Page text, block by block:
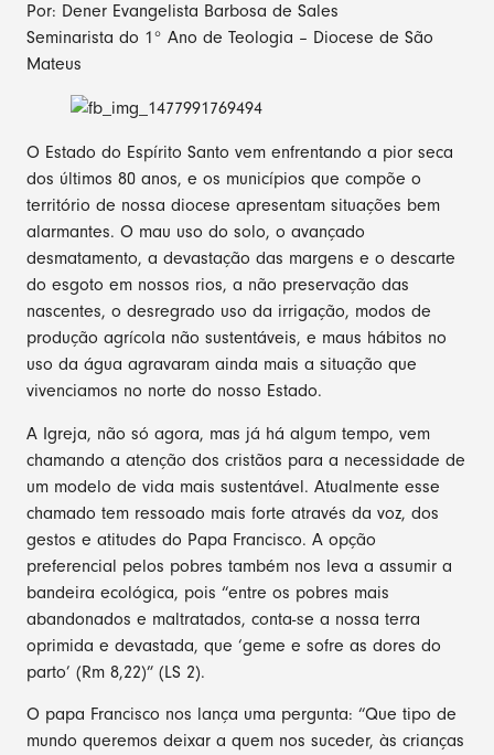
Por: Dener Evangelista Barbosa de Sales
Seminarista do 1° Ano de Teologia – Diocese de São
Mateus
O Estado do Espírito Santo vem enfrentando a pior seca
dos últimos 80 anos, e os municípios que compõe o
território de nossa diocese apresentam situações bem
alarmantes. O mau uso do solo, o avançado
desmatamento, a devastação das margens e o descarte
do esgoto em nossos rios, a não preservação das
nascentes, o desregrado uso da irrigação, modos de
produção agrícola não sustentáveis, e maus hábitos no
uso da água agravaram ainda mais a situação que
vivenciamos no norte do nosso Estado.
A Igreja, não só agora, mas já há algum tempo, vem
chamando a atenção dos cristãos para a necessidade de
um modelo de vida mais sustentável. Atualmente esse
chamado tem ressoado mais forte através da voz, dos
gestos e atitudes do Papa Francisco. A opção
preferencial pelos pobres também nos leva a assumir a
bandeira ecológica, pois “entre os pobres mais
abandonados e maltratados, conta-se a nossa terra
oprimida e devastada, que ‘geme e sofre as dores do
parto’ (Rm 8,22)” (LS 2).
O papa Francisco nos lança uma pergunta: “Que tipo de
mundo queremos deixar a quem nos suceder, às crianças